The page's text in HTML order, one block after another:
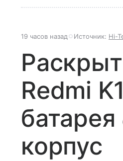
19 часов назад Источник: Hi-
Redmi
корпус